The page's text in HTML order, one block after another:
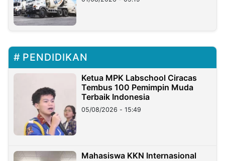
PENDIDIKAN
Ketua MPK Labschool Ciracas
Tembus 100 Pemimpin Muda
Terbaik Indonesia
05/08/2026 - 15:49
Mahasiswa KKN Internasional